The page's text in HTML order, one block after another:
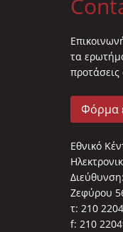
τα
προτάσεις
Φόρμα
Εθνικό
Διεύθυνση:
Ζεφύρου
τ: 210
f: 210